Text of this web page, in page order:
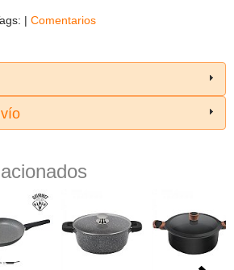
| Comentarios